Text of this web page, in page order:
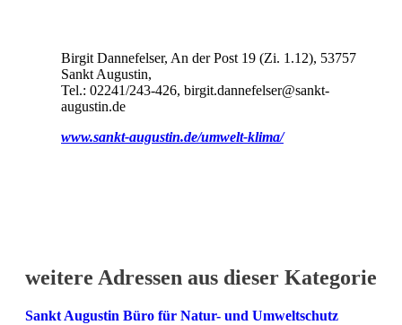
Birgit Dannefelser, An der Post 19 (Zi. 1.12), 53757
Sankt Augustin,
Tel.: 02241/243-426, birgit.dannefelser@sankt-
augustin.de
www.sankt-augustin.de/umwelt-klima/
weitere Adressen aus dieser Kategorie
Sankt Augustin Büro für Natur- und Umweltschutz